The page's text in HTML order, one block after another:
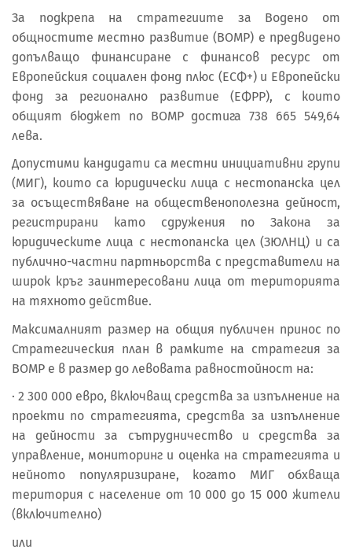
За подкрепа на стратегиите за Водено от
общностите местно развитие (ВОМР) е предвидено
допълващо финансиране с финансов ресурс от
Европейския социален фонд плюс (ЕСФ+) и Европейски
фонд за регионално развитие (ЕФРР), с които
общият бюджет по ВОМР достига 738 665 549,64
лева.
Допустими кандидати са местни инициативни групи
(МИГ), които са юридически лица с нестопанска цел
за осъществяване на общественополезна дейност,
регистрирани като сдружения по Закона за
юридическите лица с нестопанска цел (ЗЮЛНЦ) и са
публично-частни партньорства с представители на
широк кръг заинтересовани лица от територията
на тяхното действие.
Максималният размер на общия публичен принос по
Стратегическия план в рамките на стратегия за
ВОМР е в размер до левовата равностойност на:
· 2 300 000 евро, включващ средства за изпълнение на
проекти по стратегията, средства за изпълнение
на дейности за сътрудничество и средства за
управление, мониторинг и оценка на стратегията и
нейното популяризиране, когато МИГ обхваща
територия с население от 10 000 до 15 000 жители
(включително)
или